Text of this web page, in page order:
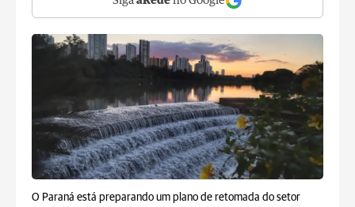
O Paraná está preparando um plano de retomada do setor